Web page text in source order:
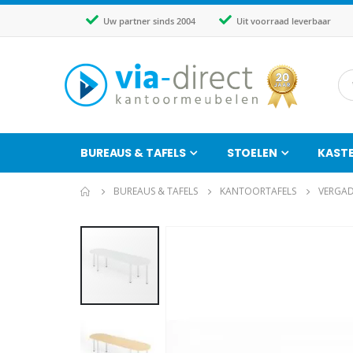
Uw partner sinds 2004 Uit voorraad leverbaar
BUREAUS & TAFELS STOELEN
BUREAUS & TAFELS KANTOORTAFELS
naar
van
afbeeldingen-